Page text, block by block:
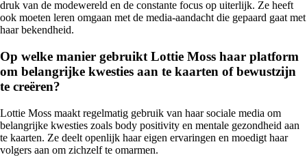
druk van de modewereld en de constante focus op uiterlijk. Ze heeft
ook moeten leren omgaan met de media-aandacht die gepaard gaat met
haar bekendheid.
Op welke manier gebruikt Lottie Moss haar platform
om belangrijke kwesties aan te kaarten of bewustzijn
te creëren?
Lottie Moss maakt regelmatig gebruik van haar sociale media om
belangrijke kwesties zoals body positivity en mentale gezondheid aan
te kaarten. Ze deelt openlijk haar eigen ervaringen en moedigt haar
volgers aan om zichzelf te omarmen.